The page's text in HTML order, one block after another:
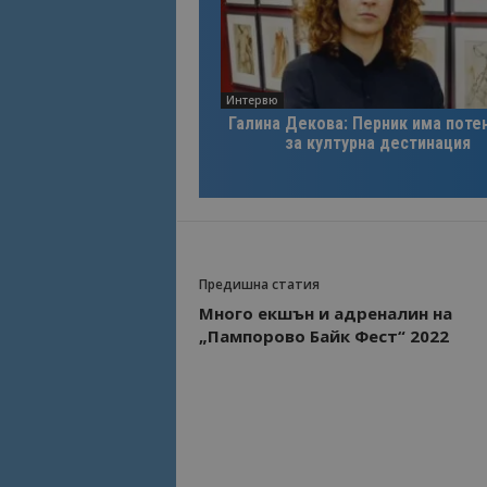
Интервю
Галина Декова: Перник има
за културна дестинация
Предишна статия
Много екшън и адреналин на
„Пампорово Байк Фест“ 2022
Име
is_visitor_unique
_ga_FK650GXHRZ
Име
sc_is_visitor_unique